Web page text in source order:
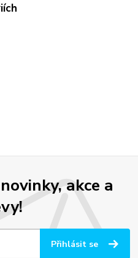
akce a
Přihlásit se